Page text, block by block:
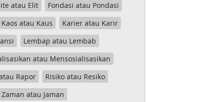
atau Elit
Fondasi atau Pondasi
Kaos atau Kaus
Karier atau Karir
Lembap atau Lembab
atau Mensosialisasikan
Rapor
Risiko atau Resiko
Zaman atau Jaman